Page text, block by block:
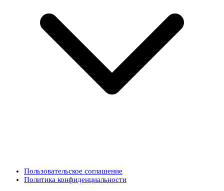
Пользовательское соглашение
Политика конфиденциальности